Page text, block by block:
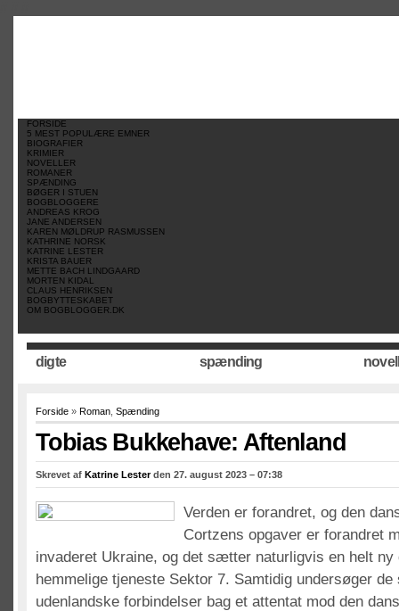
FORSIDE
5 MEST POPULÆRE EMNER
BIOGRAFIER
KRIMIER
NOVELLER
ROMANER
SPÆNDING
BØGER I STUEN
BOGBLOGGERE
ANDREAS KROG
JANE ANDERSEN
KAREN MØLDRUP RASMUSSEN
KATHRINE NORSK
KATRINE LESTER
KRISTA BAUER
METTE BACH LINDGAARD
MORTEN KIDAL
CLAUS HENRIKSEN
BOGBYTTESKABET
OM BOGBLOGGER.DK
digte spænding
Forside » Roman Spænding
Tobias Bukkehave: Aftenland
Skrevet af Katrine Lesterden 27. august 2023 – 07:38
Verden er forandret, og den
Cortzens opgaver er forandret
invaderet Ukraine, og det sætter naturligvis en helt ny
hemmelige tjeneste Sektor 7. Samtidig undersøger de
udenlandske forbindelser bag et attentat mod den